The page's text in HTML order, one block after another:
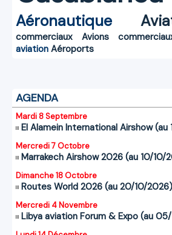
Aéronautique
commerciaux
Avions
aviation Aéroports
AGENDA
Mardi 8 Septembre
El Alamein International Airshow
Mercredi 7 Octobre
Marrakech Airshow 2026 (au 10/10/
Dimanche 18 Octobre
Routes World 2026 (au 20/10/2026)
Mercredi 4 Novembre
Libya aviation Forum & Expo (au